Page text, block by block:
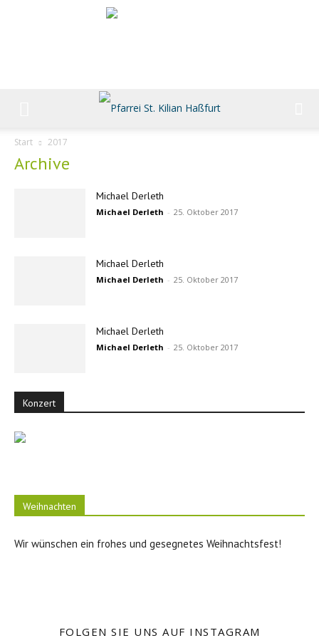
Start 2017
Archive
Michael Derleth
Michael Derleth - 25. Oktober 2017
Michael Derleth
Michael Derleth - 25. Oktober 2017
Michael Derleth
Michael Derleth - 25. Oktober 2017
Konzert
Weihnachten
Wir wünschen ein frohes und gesegnetes Weihnachtsfest!
FOLGEN SIE UNS AUF INSTAGRAM